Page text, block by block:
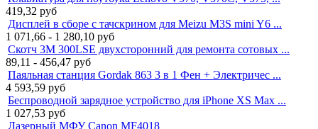
419,32 руб
Дисплей в сборе с тачскрином для Meizu M3S mini Y6 ...
1 071,66 - 1 280,10 руб
Скотч 3M 300LSE двухсторонний для ремонта сотовых ...
89,11 - 456,47 руб
Паяльная станция Gordak 863 3 в 1 Фен + Электричес ...
4 593,59 руб
Беспроводной зарядное устройство для iPhone XS Max ...
1 027,53 руб
Лазерный МФУ Canon MF4018